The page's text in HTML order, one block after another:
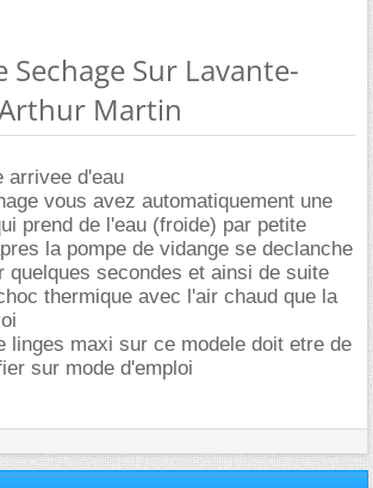
Sechage Sur Lavante-
Martin
arrivee d'eau
vous avez automatiquement une
prend de l'eau (froide) par petite
la pompe de vidange se declanche
quelques secondes et ainsi de suite
thermique avec l'air chaud que la
linges maxi sur ce modele doit etre de
sur mode d'emploi